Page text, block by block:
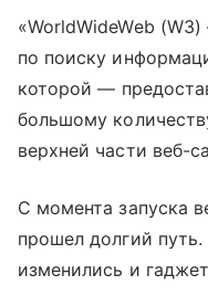
«WorldWideWeb (W3)
по поиску
которой—
большому
верхней части веб-
С момента запуска
прошел долгий путь.
изменились и